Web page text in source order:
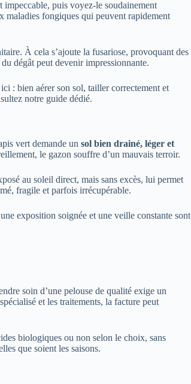
impeccable, puis voyez-le soudainement
maladies fongiques qui peuvent rapidement
À cela s’ajoute la fusariose, provoquant des
dégât peut devenir impressionnante.
: bien aérer son sol, tailler correctement et
notre guide dédié.
vert demande un sol bien drainé, léger et
le gazon souffre d’un mauvais terroir.
au soleil direct, mais sans excès, lui permet
fragile et parfois irrécupérable.
exposition soignée et une veille constante sont
soin d’une pelouse de qualité exige un
et les traitements, la facture peut
biologiques ou non selon le choix, sans
que soient les saisons.